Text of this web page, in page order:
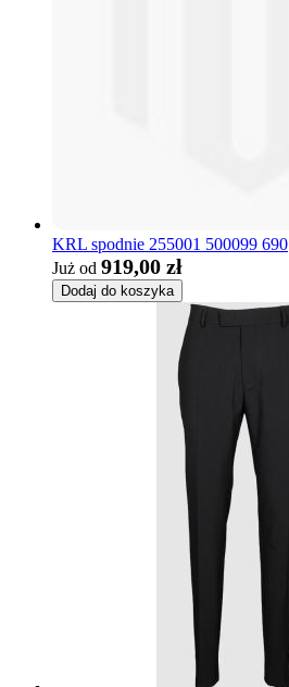
KRL spodnie 255001 500099 690
Już od 919,00 zł
Dodaj do koszyka